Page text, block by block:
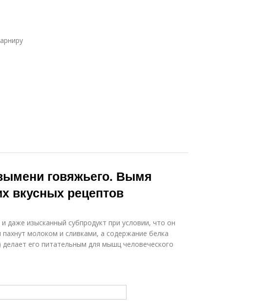
говяжьего. Вымя
вкусных рецептов
даже изысканный субпродукт при условии, что он
молоком и сливками, а содержание белка
делает его питательным для мышц человеческого